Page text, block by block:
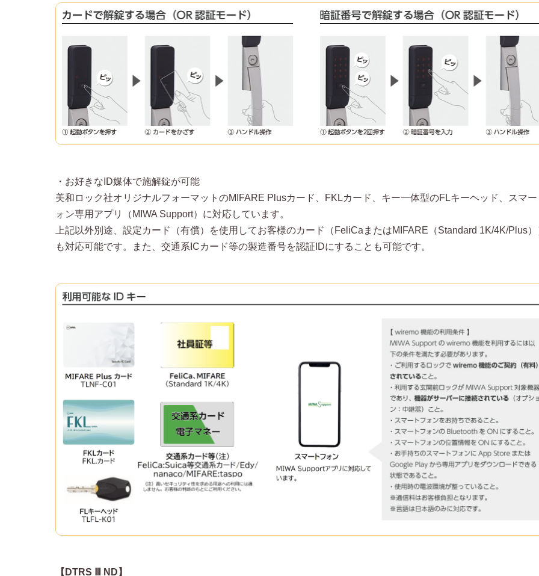
・お好きなID媒体で施解錠が可能
美和ロック社オリジナルフォーマットのMIFARE Plusカード、FKLカード、キー一体型のFLキーヘッド、スマ
ォン専用アプリ（MIWA Support）に対応しています。
上記以外別途、設定カード（有償）を使用してお客様のカード（FeliCaまたはMIFARE（Standard 1K/4K/Plus
も対応可能です。また、交通系ICカード等の製造番号を認証IDにすることも可能です。
【DTRS Ⅲ ND】